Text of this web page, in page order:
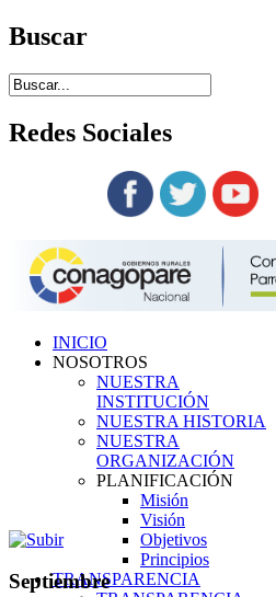
Buscar
Redes Sociales
INICIO
NOSOTROS
NUESTRA
INSTITUCIÓN
NUESTRA HISTORIA
NUESTRA
ORGANIZACIÓN
PLANIFICACIÓN
Misión
Visión
Objetivos
Principios
TRANSPARENCIA
Septiembre